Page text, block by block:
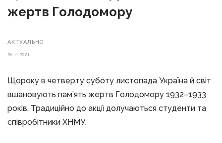
жертв Голодомору
АКТУАЛЬНО
26.11.2021
Щороку в четверту суботу листопада Україна й світ
вшановують пам’ять жертв Голодомору 1932–1933
років. Традиційно до акції долучаються студенти та
співробітники ХНМУ.